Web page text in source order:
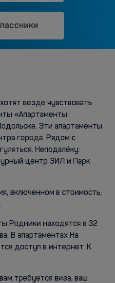
везде чувствовать
«Апартаменты
Эти апартаменты
города. Рядом с
Неподалёку:
центр ЗИЛ и Парк
включенном в стоимость,
Родники находятся в 32
В апартаментах На
доступ в интернет. К
требуется виза, ваш